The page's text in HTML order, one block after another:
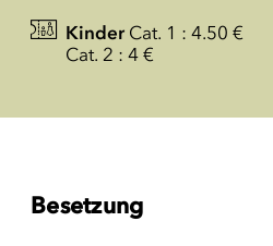
Kinder Cat. 1 : 4.50 €
Cat. 2 : 4 €
Besetzung